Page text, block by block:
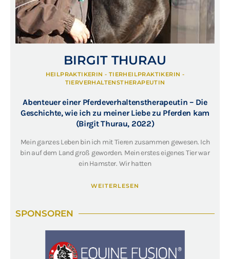
BIRGIT THURAU
HEILPRAKTIKERIN - TIERHEILPRAKTIKERIN -
TIERVERHALTENSTHERAPEUTIN
Abenteuer einer Pferdeverhaltenstherapeutin – Die
Geschichte, wie ich zu meiner Liebe zu Pferden kam
(Birgit Thurau, 2022)
Mein ganzes Leben bin ich mit Tieren zusammen gewesen. Ich
bin auf dem Land groß geworden. Mein erstes eigenes Tier war
ein Hamster. Wir hatten
WEITERLESEN
SPONSOREN